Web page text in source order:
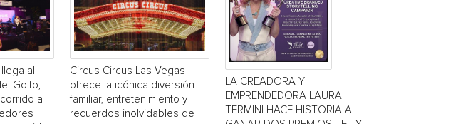
al
Golfo,
a
Circus Circus Las Vegas
ofrece la icónica diversión
familiar, entretenimiento y
recuerdos inolvidables de
LA CREADORA Y
EMPRENDEDORA LAURA
TERMINI HACE HISTORIA AL